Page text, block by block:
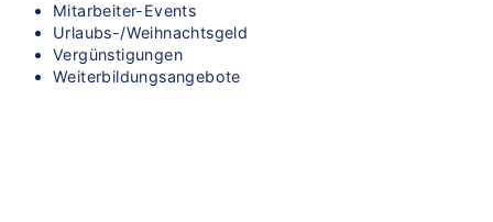
Mitarbeiter-Events
Urlaubs-/Weihnachtsgeld
Vergünstigungen
Weiterbildungsangebote